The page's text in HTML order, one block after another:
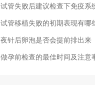
试管失败后建议检查下免疫系统，这些抗体都
试管移植失败的初期表现有哪些？失败的十
夜针后卵泡是否会提前排出来
做孕前检查的最佳时间及注意事项,做孕前检查需要带